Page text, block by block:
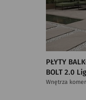
PŁYTY
BOLT 2.0
Wnętrza